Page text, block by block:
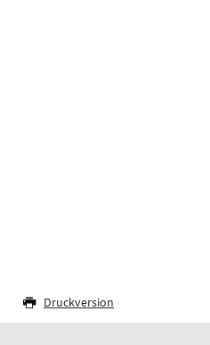
Druckversion